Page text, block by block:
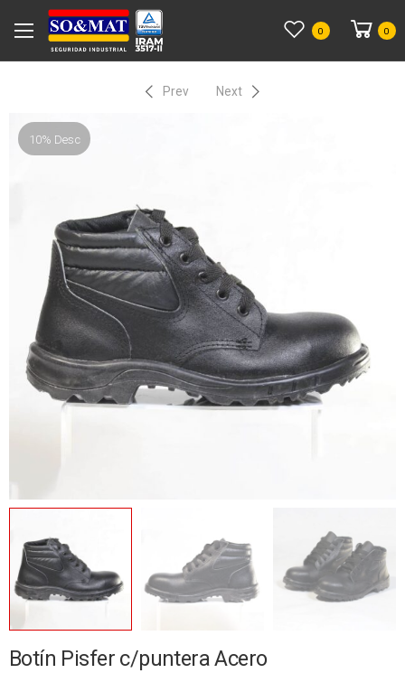
0 0
Prev Next
10% Desc
Botín Pisfer c/puntera Acero